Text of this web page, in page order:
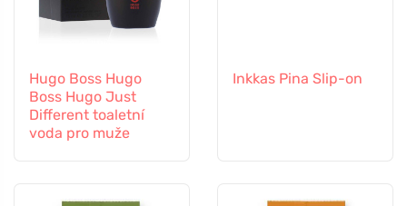
Hugo Boss Hugo
Boss Hugo Just
Different toaletní
voda pro muže
Inkkas Pina Slip-on